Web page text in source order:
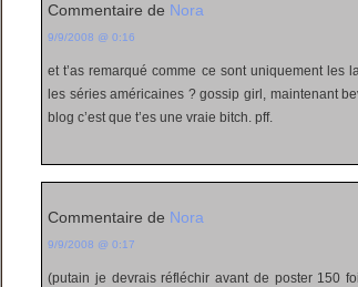
Commentaire de Nora
9/9/2008 @ 0:16
et t’as remarqué comme ce sont uniquement les
les séries américaines ? gossip girl, maintenant
blog c’est que t’es une vraie bitch. pff.
Commentaire de Nora
9/9/2008 @ 0:17
(putain je devrais réfléchir avant de poster 150